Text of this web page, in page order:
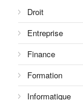
Droit
Entreprise
Finance
Formation
Informatique